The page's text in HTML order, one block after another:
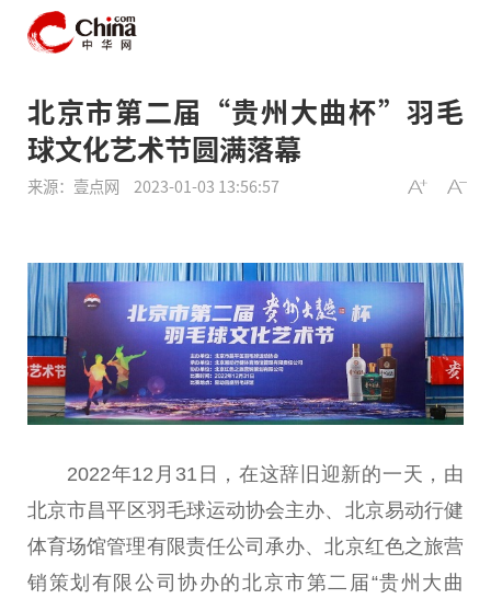
北京市第二届“贵州大曲杯”羽毛
球文化艺术节圆满落幕
来源：壹点网 2023-01-03 13:56:57
2022年12月31日，在这辞旧迎新的一天，由
北京市昌平区羽毛球运动协会主办、北京易动行健
体育场馆管理有限责任公司承办、北京红色之旅营
销策划有限公司协办的北京市第二届“贵州大曲